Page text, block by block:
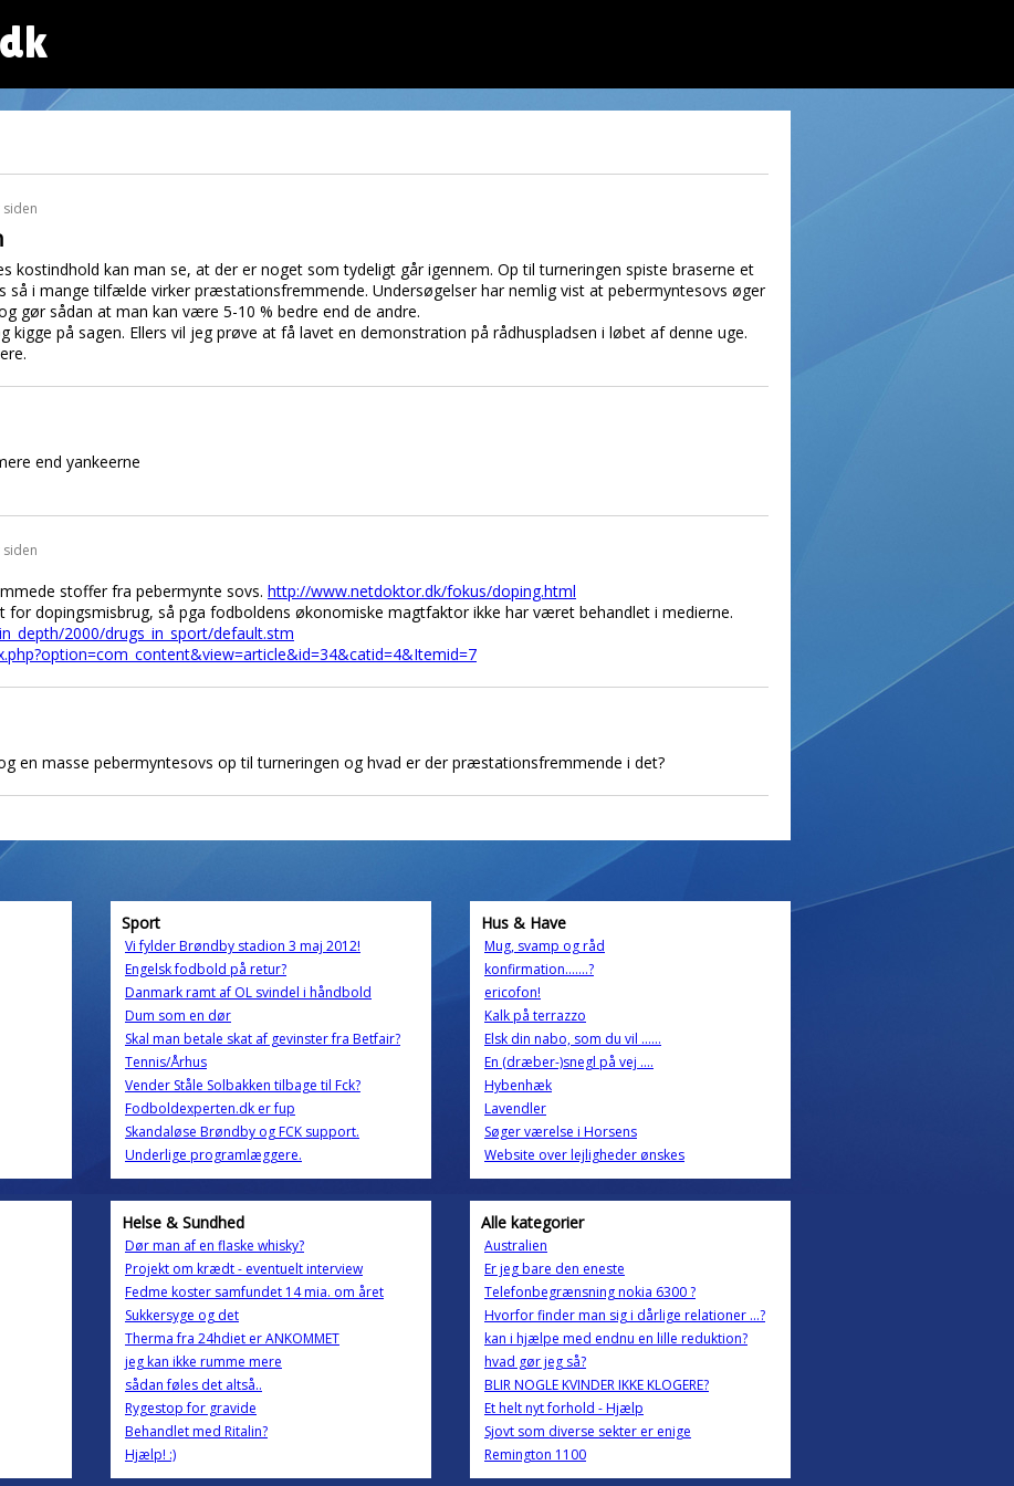
kostindhold kan man se, at der er noget som tydeligt går igennem. Op til turneringen spiste braserne et
så i mange tilfælde virker præstationsfremmende. Undersøgelser har nemlig vist at pebermyntesovs øger
gør sådan at man kan være 5-10 % bedre end de andre.
kigge på sagen. Ellers vil jeg prøve at få lavet en demonstration på rådhuspladsen i løbet af denne uge.
end yankeerne
stoffer fra pebermynte sovs. http://www.netdoktor.dk/fokus/doping.html
dopingsmisbrug, så pga fodboldens økonomiske magtfaktor ikke har været behandlet i medierne.
2000/drugs_in_sport/default.stm
en masse pebermyntesovs op til turneringen og hvad er der præstationsfremmende i det?
Sport
Vi fylder Brøndby stadion 3 maj 2012!
Engelsk fodbold på retur?
Danmark ramt af OL svindel i håndbold
Dum som en dør
Skal man betale skat af gevinster fra Betfair?
Tennis/Århus
Vender Ståle Solbakken tilbage til Fck?
Fodboldexperten.dk er fup
Skandaløse Brøndby og FCK support.
Underlige programlæggere.
Hus & Have
Mug, svamp og råd
konfirmation.......?
ericofon!
Kalk på terrazzo
Elsk din nabo, som du vil ......
En (dræber-)snegl på vej ....
Hybenhæk
Lavendler
Søger værelse i Horsens
Website over lejligheder ønskes
Helse & Sundhed
Dør man af en flaske whisky?
Projekt om krædt - eventuelt interview
Fedme koster samfundet 14 mia. om året
Sukkersyge og det
Therma fra 24hdiet er ANKOMMET
jeg kan ikke rumme mere
sådan føles det altså..
Rygestop for gravide
Behandlet med Ritalin?
Hjælp! :)
Alle kategorier
Australien
Er jeg bare den eneste
Telefonbegrænsning nokia 6300 ?
Hvorfor finder man sig i dårlige relationer ...?
kan i hjælpe med endnu en lille reduktion?
hvad gør jeg så?
BLIR NOGLE KVINDER IKKE KLOGERE?
Et helt nyt forhold - Hjælp
Sjovt som diverse sekter er enige
Remington 1100